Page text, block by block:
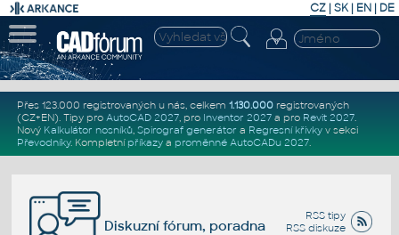
CZ | SK| EN | DE
Přes 123.000 registrovaných u nás, celkem 1.130.000registrovaných
(CZ+EN). Tipy pro AutoCAD 2027, pro Inventor 2027a pro Revit 2027.
Nový Kalkulátor nosníků, Spirograf generátor a Regresní křivkyv sekci
Převodníky. Kompletní příkazya proměnné AutoCADu 2027.
RSS tipy
RSS diskuze
Diskuzní fórum, poradna